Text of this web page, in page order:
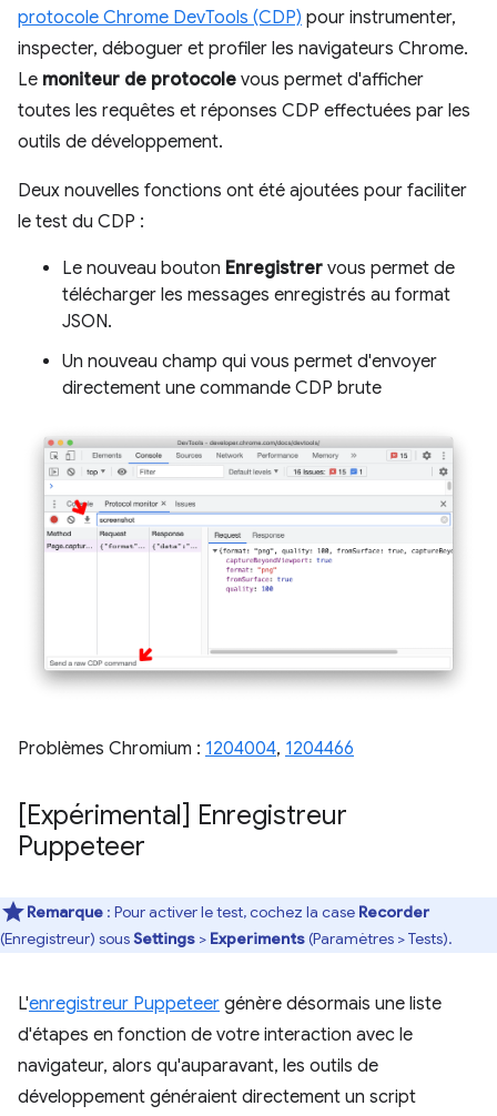
protocole Chrome DevTools (CDP) pour instrumenter,
inspecter, déboguer et profiler les navigateurs Chrome.
Le moniteur de protocole vous permet d'afficher
toutes les requêtes et réponses CDP effectuées par les
outils de développement.
Deux nouvelles fonctions ont été ajoutées pour faciliter
le test du CDP :
Le nouveau bouton Enregistrer vous permet de
télécharger les messages enregistrés au format
JSON.
Un nouveau champ qui vous permet d'envoyer
directement une commande CDP brute
Problèmes Chromium : 1204004, 1204466
[Expérimental] Enregistreur
Puppeteer
Remarque : Pour activer le test, cochez la case Recorder
(Enregistreur) sousSettings > Experiments(Paramètres > Tests).
L'enregistreur Puppeteer génère désormais une liste
d'étapes en fonction de votre interaction avec le
navigateur, alors qu'auparavant, les outils de
développement généraient directement un script